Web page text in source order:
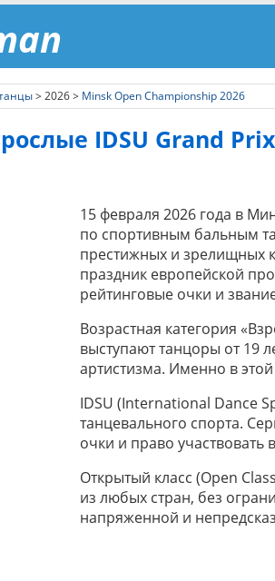
> 2026 > Minsk Open Championship 2026
IDSU Grand
15 февраля 2026 года в
по спортивным бальным
престижных и зрелищных
праздник европейской
рейтинговые очки и
Возрастная категория
выступают танцоры от 19
артистизма. Именно в
IDSU (International Dance
танцевального спорта.
очки и право
Открытый класс (Open
из любых стран, без
напряженной и